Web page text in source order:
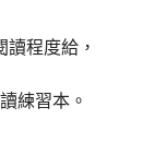
程度給，
練習本。